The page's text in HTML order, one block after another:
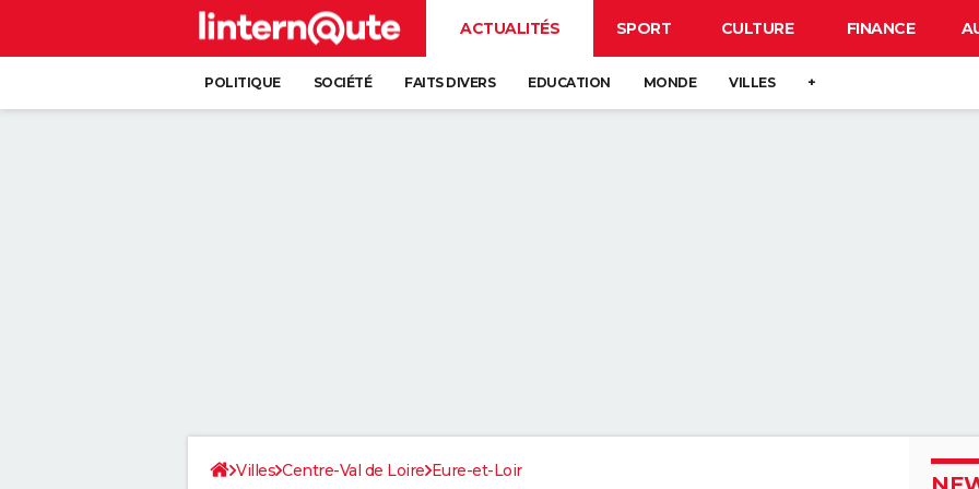
ACTUALITÉS SPORT CULTURE FINANCE
POLITIQUE SOCIÉTÉ FAITS DIVERS EDUCATION MONDE VILLES +
Villes Centre-Val de Loire Eure-et-Loir